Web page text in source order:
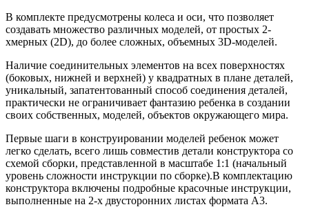
В комплекте предусмотрены колеса и оси, что позволяет
создавать множество различных моделей, от простых 2-
хмерных (2D), до более сложных, объемных 3D-моделей.
Наличие соединительных элементов на всех поверхностях
(боковых, нижней и верхней) у квадратных в плане деталей,
уникальный, запатентованный способ соединения деталей,
практически не ограничивает фантазию ребенка в создании
своих собственных, моделей, объектов окружающего мира.
Первые шаги в конструировании моделей ребенок может
легко сделать, всего лишь совместив детали конструктора со
схемой сборки, представленной в масштабе 1:1 (начальный
уровень сложности инструкции по сборке).В комплектацию
конструктора включены подробные красочные инструкции,
выполненные на 2-х двусторонних листах формата А3.